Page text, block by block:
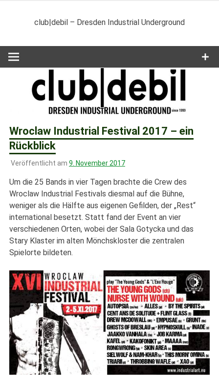
club|debil – Dresden Industrial Underground
Wroclaw Industrial Festival 2017 – ein
Rückblick
Veröffentlicht am 9. November 2017
Um die 25 Bands in vier Tagen brachte die Crew des
Wroclaw Industrial Festivals diesmal auf die Bühne,
weniger als die Hälfte aus eigenen Gefilden, der „Rest“
international besetzt. Statt fand der Event an vier
verschiedenen Orten, wobei der Sala Gotycka und das
Stary Klaster im alten Mönchskloster die zentralen
Spielorte bildeten.